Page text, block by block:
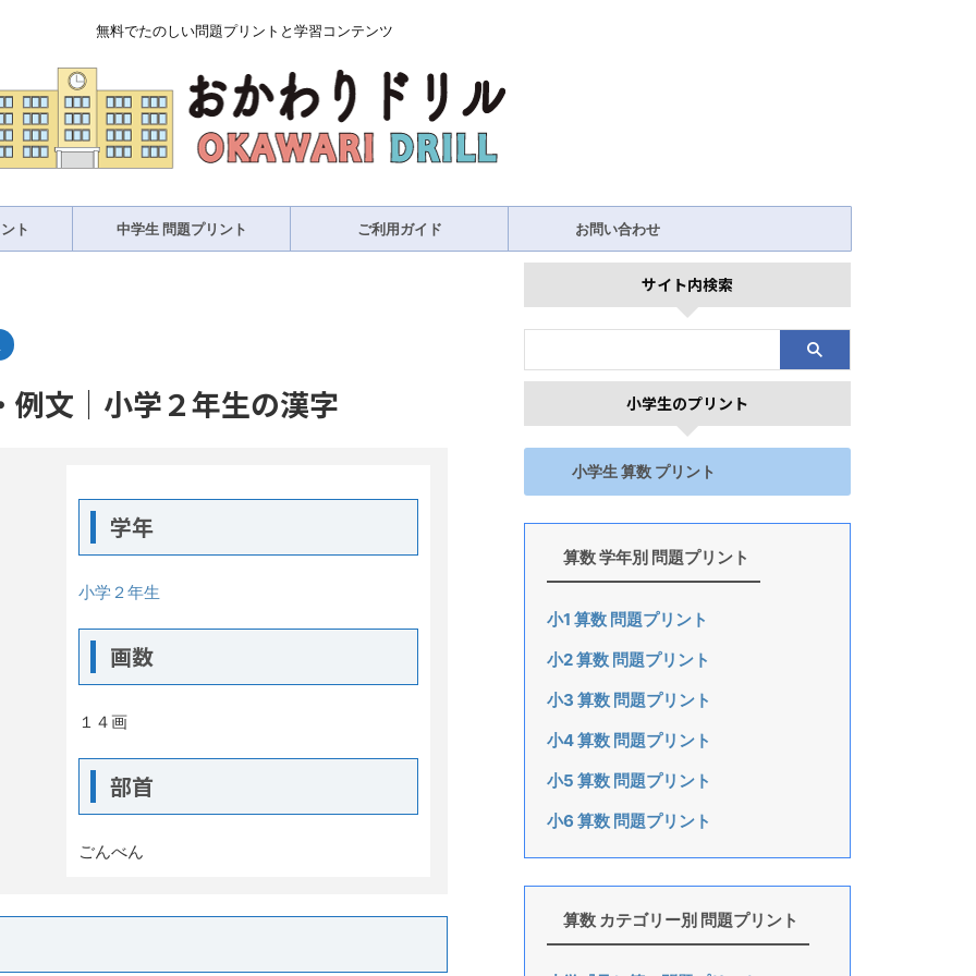
無料でたのしい問題プリントと学習コンテンツ
ト 中学生 問題プリント ご利用ガイド お問い合わせ
文｜小学２年生の漢字
学年
小学２年生
画数
１４画
部首
ごんべん
サイト内検索
小学生のプリント
小学生 算数 プリント
算数 学年別 問題プリント
小1 算数 問題プリント
小2 算数 問題プリント
小3 算数 問題プリント
小4 算数 問題プリント
小5 算数 問題プリント
小6 算数 問題プリント
算数 カテゴリー別 問題プリント